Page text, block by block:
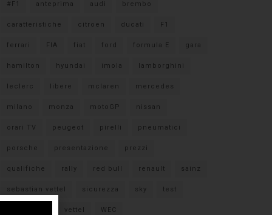
#F1 anteprima audi brembo
caratteristiche citroen ducati F1
ferrari FIA fiat ford formula E gara
hamilton hyundai imola lamborghini
leclerc libere mclaren mercedes
milano monza motoGP nissan
orari TV peugeot pirelli pneumatici
porsche presentazione prezzi
qualifiche rally red bull renault sainz
sebastian vettel sicurezza sky test
vettel WEC